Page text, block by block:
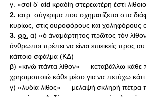
γ. «σοὶ δ' αἰεὶ κραδίη στερεωτέρη ἐστὶ
2. ιατρ. σύγκριμα που σχηματίζεται στα
κυρίως, στις ουροφόρους και χοληφόρους
3. φρ. α) «ὁ ἀναμάρτητος πρῶτος τὸν
άνθρωποι πρέπει να είναι επιεικείς προς
κάποιο σφάλμα (ΚΔ)
β) «κινώ πάντα λίθον» — καταβάλλω κάθε
χρησιμοποιώ κάθε μέσο για να πετύχω κάτι
γ) «λυδία λίθος» — μελαψή σκληρή πέτρα